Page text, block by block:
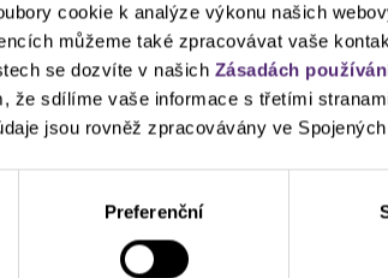
cookie k analýze výkonu našich
můžeme také zpracovávat vaše
se dozvíte v našich Zásadách
že sdílíme vaše informace s třetími
jsou rovněž zpracovávány ve
Preferenční
Ropný průmysl
Informační
Potravinářský průmysl